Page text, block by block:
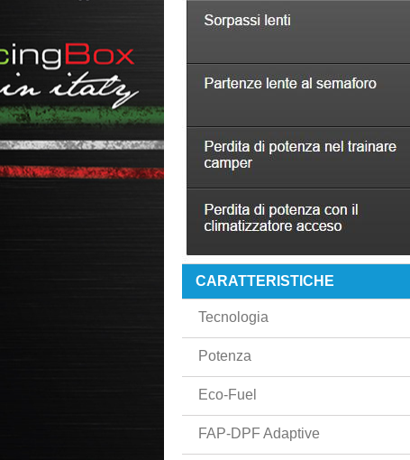
CARATTERISTICHE
Tecnologia
Potenza
Eco-Fuel
FAP-DPF Adaptive